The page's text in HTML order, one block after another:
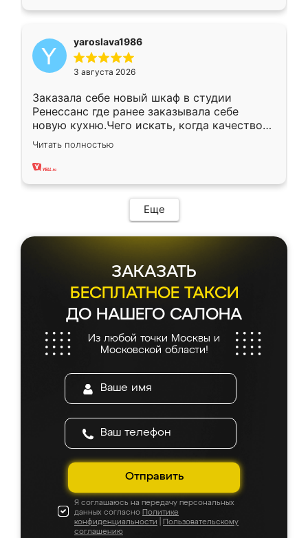
yaroslava1986
3 августа 2026
Заказала себе новый шкаф в студии
Ренессанс где ранее заказывала себе
новую кухню.Чего искать, когда качеством
вполне довольна. Служит кухня уже почти
два года, нареканий нет.
Читать полностью
Еще
ЗАКАЗАТЬ
БЕСПЛАТНОЕ ТАКСИ
ДО НАШЕГО САЛОНА
Из любой точки Москвы и
Московской области!
Отправить
Я соглашаюсь на передачу персональных
данных согласно Политике
конфиденциальности
Пользовательскому
соглашению